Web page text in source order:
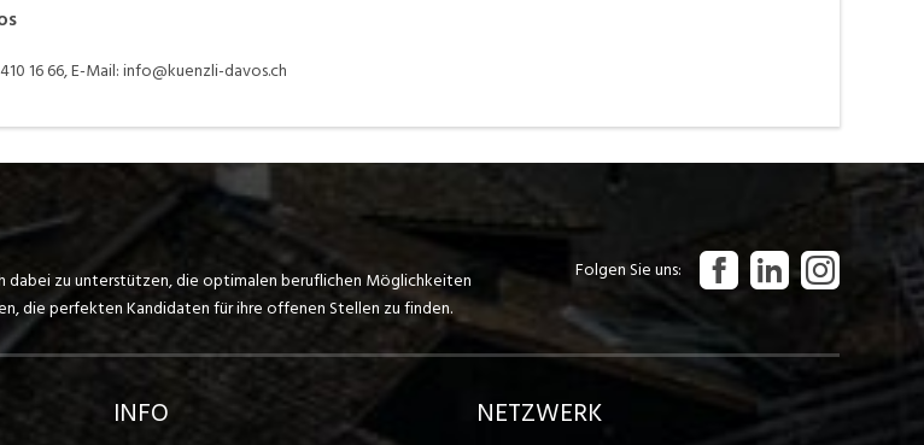
16 66, E-Mail: info@kuenzli-davos.ch
dabei zu unterstützen, die optimalen beruflichen Möglichkeiten
die perfekten Kandidaten für ihre offenen Stellen zu finden.
Folgen Sie uns
INFO NETZWERK